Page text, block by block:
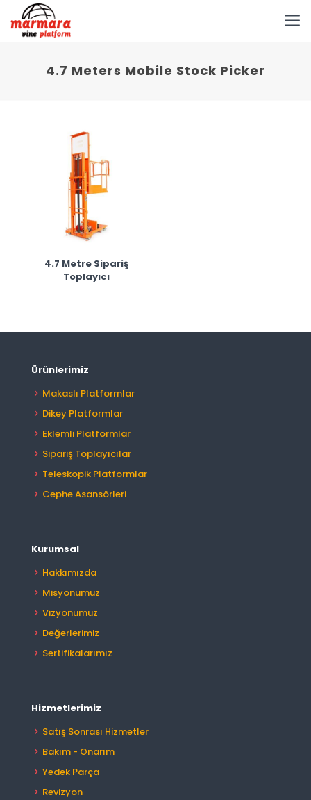
4.7 Meters Mobile Stock Picker
4.7 Metre Sipariş
Toplayıcı
Ürünlerimiz
Makaslı Platformlar
Dikey Platformlar
Eklemli Platformlar
Sipariş Toplayıcılar
Teleskopik Platformlar
Cephe Asansörleri
Kurumsal
Hakkımızda
Misyonumuz
Vizyonumuz
Değerlerimiz
Sertifikalarımız
Hizmetlerimiz
Satış Sonrası Hizmetler
Bakım - Onarım
Yedek Parça
Revizyon